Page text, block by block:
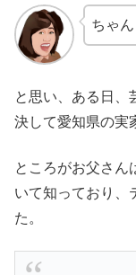
ちゃ
と思い、ある日、
決して愛知県の実
ところがお父さん
いて知っており、
た。